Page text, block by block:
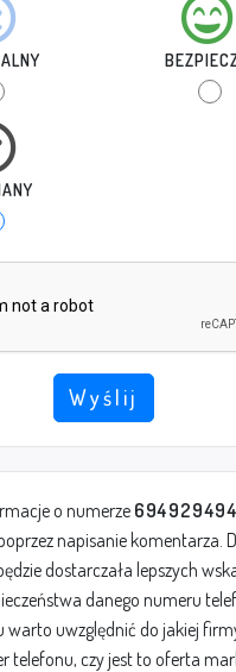
Wyślij
o numerze 694929494
napisanie komentarza.
dostarczała lepszych
danego numeru
warto uwzględnić do jakiej
telefonu, czy jest to oferta